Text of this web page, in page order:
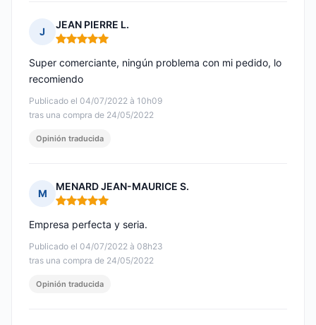
J
JEAN PIERRE L.
Nota: 5 de 5
Publicado el 04/07/2022 à 10h09
tras una compra de 24/05/2022
Super comerciante, ningún problema con mi pedido, lo
recomiendo
Opinión traducida
M
MENARD JEAN-MAURICE S.
Nota: 5 de 5
Publicado el 04/07/2022 à 08h23
tras una compra de 24/05/2022
Empresa perfecta y seria.
Opinión traducida